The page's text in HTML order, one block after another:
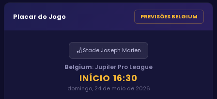
Placar do Jogo PREVISÕES BELGIUM
🏏Stade Joseph Marien
Belgium:Jupiler Pro League
INÍCIO 16:30
domingo, 24 de maio de 2026